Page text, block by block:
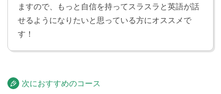
未来完了形の文を学習します。「パーティーが始まる
までには、私はケーキを作り終わっているでしょう」
のように、未来のある時点で完了しているであろうこ
伝えられるようになります。
Lesson 20 テスト
ますので、もっと自信を持ってスラスラと英語が話
せるようになりたいと思っている方にオススメで
す！
次におすすめのコース